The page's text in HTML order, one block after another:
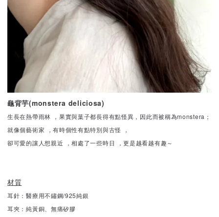
龜背芋(monstera deliciosa)
生長在熱帶雨林 ，果實與葉子都長得有點怪異，因此而被稱為monstera；
就像個藝術家 ，有時個性有點特別與古怪 ，
卻可愛的讓人想親近 ，相處了一些時日 ，更是越看越有趣～
材質
耳針：醫療用不鏽鋼/925純銀
耳夾：純黃銅、無痛矽膠